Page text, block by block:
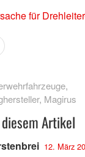
für
,
, Magirus
Artikel
12. März